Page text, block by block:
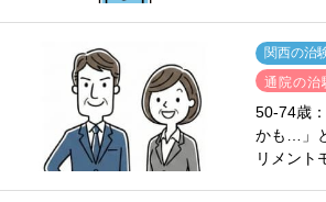
関西の治
通院の治
50-74歳
かも…」
リメント